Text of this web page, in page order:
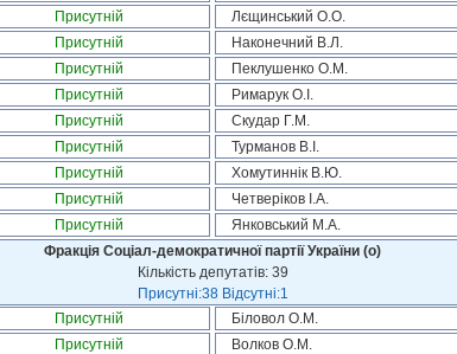
Присутній Лєщинський О.О.
Присутній Наконечний В.Л.
Присутній Пеклушенко О.М.
Присутній Римарук О.І.
Присутній Скудар Г.М.
Присутній Турманов В.І.
Присутній Хомутиннік В.Ю.
Присутній Четверіков І.А.
Присутній Янковський М.А.
Фракція Соціал-демократичної партії України (о)
Кількість депутатів: 39
Присутні:38 Відсутні:1
Присутній Біловол О.М.
Присутній Волков О.М.